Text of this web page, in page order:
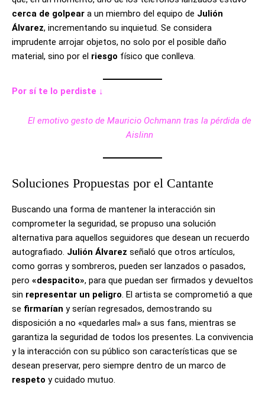
cerca de golpear a un miembro del equipo de Julión
Álvarez, incrementando su inquietud. Se considera
imprudente arrojar objetos, no solo por el posible daño
material, sino por el riesgo físico que conlleva.
Por sí te lo perdiste ↓
El emotivo gesto de Mauricio Ochmann tras la pérdida de
Aislinn
Soluciones Propuestas por el Cantante
Buscando una forma de mantener la interacción sin
comprometer la seguridad, se propuso una solución
alternativa para aquellos seguidores que desean un recuerdo
autografiado. Julión Álvarez señaló que otros artículos,
como gorras y sombreros, pueden ser lanzados o pasados,
pero «despacito», para que puedan ser firmados y devueltos
sin representar un peligro. El artista se comprometió a que
se firmarían y serían regresados, demostrando su
disposición a no «quedarles mal» a sus fans, mientras se
garantiza la seguridad de todos los presentes. La convivencia
y la interacción con su público son características que se
desean preservar, pero siempre dentro de un marco de
respeto y cuidado mutuo.